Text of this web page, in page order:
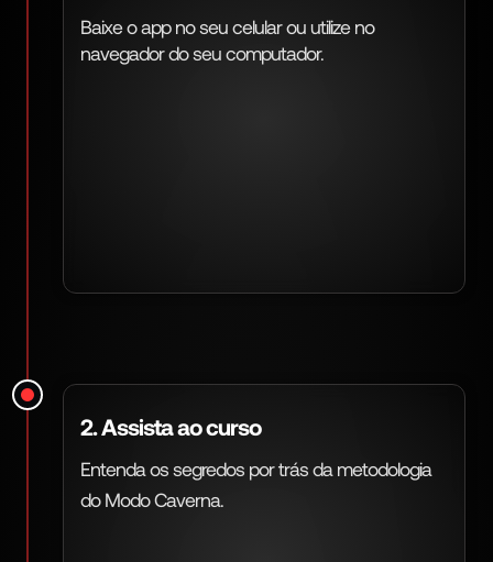
Baixe o app no seu celular ou utilize no
navegador do seu computador.
2. Assista ao curso
Entenda os segredos por trás da metodologia
do Modo Caverna.